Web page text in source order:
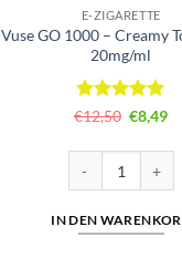
E-ZIGARETTE
Vuse GO 1000 – Creamy
20mg/ml
Bewertet
5
€12,50
Preis
€8,49
IN DEN